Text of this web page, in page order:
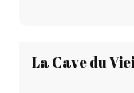
La Cave du